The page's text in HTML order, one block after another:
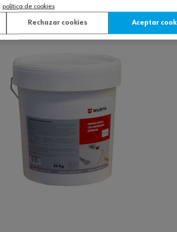
Ver producto
política de cookies
Rechazar cookies Aceptar